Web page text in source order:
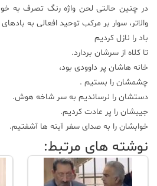
در چنین حالتی لحن واژه رنگ تصرف به
والاتر، سوار بر مرکب توحید افعالی به
باد را نازل کردیم
تا کلاه از سرشان بردارد.
خانه هاشان پر داوودی بود،
چشمشان را بستیم .
دستشان را نرساندیم به سر شاخه هوش.
جیبشان را پر عادت کردیم.
خوابشان را به صدای سفر آینه ها آشفتیم.
نوشته های مرتبط: